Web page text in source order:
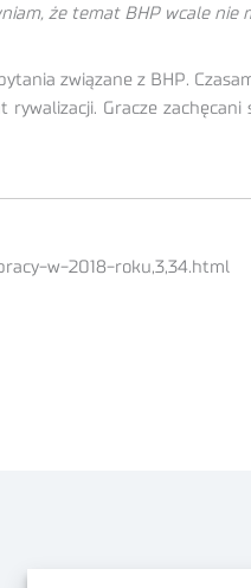
że temat BHP wcale nie
związane z BHP.
Gracze
w-2018-roku,3,34.html